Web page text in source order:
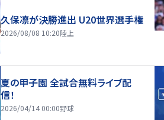
久保凛が決勝進出 U20世界選手権
2026/08/08 10:20陸上
夏の甲子園 全試合無料ライブ配
信！
2026/04/14 00:00野球